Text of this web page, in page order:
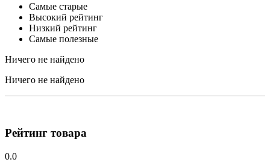
Самые старые
Высокий рейтинг
Низкий рейтинг
Самые полезные
Ничего не найдено
Ничего не найдено
Рейтинг товара
0.0